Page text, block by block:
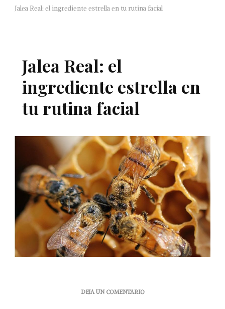
Jalea Real: el ingrediente estrella en tu rutina facial
Jalea Real: el
ingrediente estrella en
tu rutina facial
DEJA UN COMENTARIOEN